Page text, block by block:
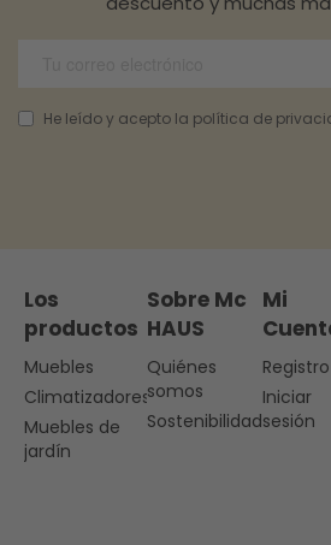
He leído y acepto la política de
Los
productos
Muebles
Climatizadores
Muebles de
jardín
Sobre Mc
HAUS
Quiénes
somos
Sostenibilidad
Mi
Registro
Iniciar
sesión